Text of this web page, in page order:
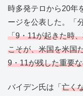
時多発テロから20年
ージを公表した。「
「9・11が起きた時
こそが、米国を米国
9・11が残した重要
バイデン氏は「 亡く